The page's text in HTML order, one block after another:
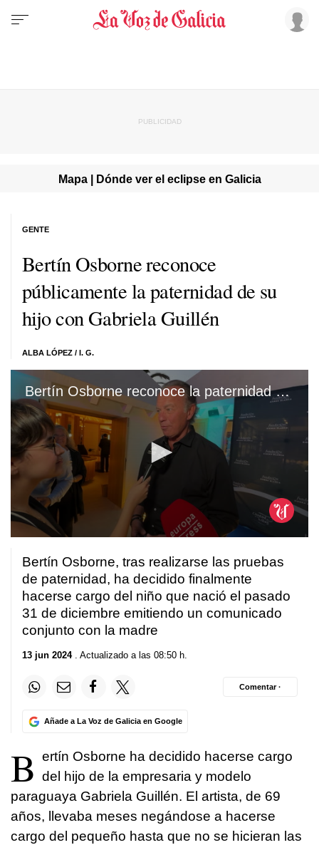
Mapa | Dónde ver el eclipse en Galicia
Bertín Osborne reconoce
públicamente la paternidad de su
hijo con Gabriela Guillén
ALBA LÓPEZ / I. G.
GENTE
Bertín Osborne reconoce la paternidad del hijo de Gabriela Guillén
minute,
seconds
Bertín Osborne, tras realizarse las pruebas
de paternidad, ha decidido finalmente
hacerse cargo del niño que nació el pasado
31 de diciembre emitiendo un comunicado
conjunto con la madre
13 jun 2024. Actualizado a las 08:50 h.
Añade a La Voz de Galicia en Google
Comentar ·
B ertín Osborne ha decidido hacerse cargo
del hijo de la empresaria y modelo
paraguaya Gabriela Guillén. El artista, de 69
años, llevaba meses negándose a hacerse
cargo del pequeño hasta que no se hicieran las